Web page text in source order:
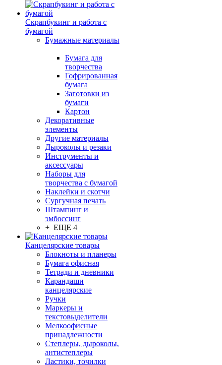
Скрапбукинг и работа с
бумагой
Бумажные материалы
Бумага для
творчества
Гофрированная
бумага
Заготовки из
бумаги
Картон
Декоративные
элементы
Другие материалы
Дыроколы и резаки
Инструменты и
аксессуары
Наборы для
творчества с бумагой
Наклейки и скотчи
Сургучная печать
Штампинг и
эмбоссинг
+ ЕЩЕ 4
Канцелярские товары
Блокноты и планеры
Бумага офисная
Тетради и дневники
Карандаши
канцелярские
Ручки
Маркеры и
текстовыделители
Мелкоофисные
принадлежности
Степлеры, дыроколы,
антистеплеры
Ластики, точилки